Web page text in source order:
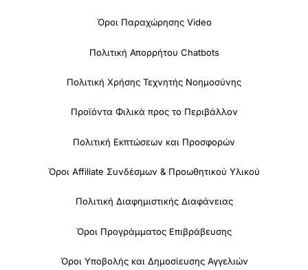
Όροι Παραχώρησης Video
Πολιτική Απορρήτου Chatbots
Πολιτική Χρήσης Τεχνητής Νοημοσύνης
Προϊόντα Φιλικά προς το Περιβάλλον
Πολιτική Εκπτώσεων και Προσφορών
Όροι Affiliate Συνδέσμων & Προωθητικού Υλικού
Πολιτική Διαφημιστικής Διαφάνειας
Όροι Προγράμματος Επιβράβευσης
Όροι Υποβολής και Δημοσίευσης Αγγελιών